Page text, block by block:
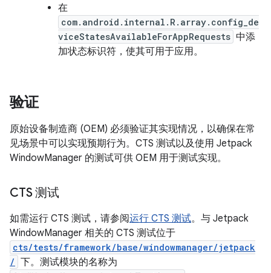
在
com.android.internal.R.array.config_de
viceStatesAvailableForAppRequests 中添
加状态标识符，使其可用于应用。
验证
原始设备制造商 (OEM) 必须验证其实现情况，以确保在常
见场景中可以实现预期行为。CTS 测试以及使用 Jetpack
WindowManager 的测试可供 OEM 用于测试实现。
CTS 测试
如需运行 CTS 测试，请参阅运行 CTS 测试。与 Jetpack
WindowManager 相关的 CTS 测试位于
cts/tests/framework/base/windowmanager/jetpack
/ 下。测试模块的名称为